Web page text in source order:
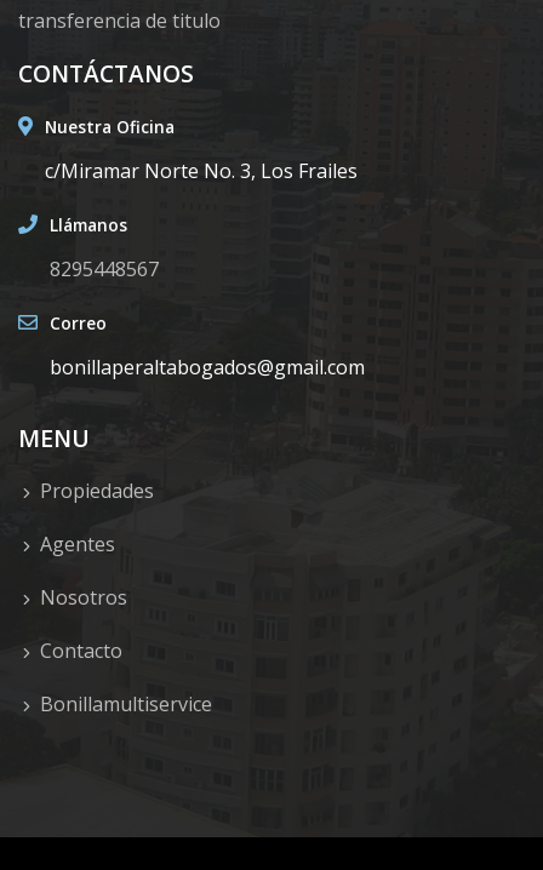
transferencia de titulo
CONTÁCTANOS
Nuestra Oficina
c/Miramar Norte No. 3, Los Frailes
Llámanos
8295448567
Correo
bonillaperaltabogados@gmail.com
MENU
Propiedades
Agentes
Nosotros
Contacto
Bonillamultiservice